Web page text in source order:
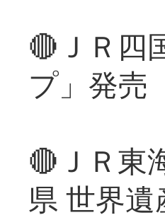
🔴ＪＲ四
プ」発売
🔴ＪＲ東
県 世界